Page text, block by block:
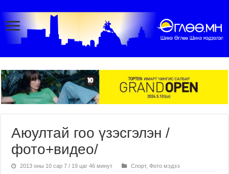
Аюултай гоо үзэсгэлэн /
фото+видео/
2013 оны 10 сар 7 / 19 цаг 46 минут Спорт,Фото мэдээ